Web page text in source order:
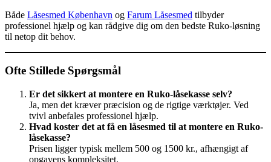
Både Låsesmed København og Farum Låsesmed tilbyder
professionel hjælp og kan rådgive dig om den bedste Ruko-løsning
til netop dit behov.
Ofte Stillede Spørgsmål
Er det sikkert at montere en Ruko-låsekasse selv?
Ja, men det kræver præcision og de rigtige værktøjer. Ved
tvivl anbefales professionel hjælp.
Hvad koster det at få en låsesmed til at montere en Ruko-
låsekasse?
Prisen ligger typisk mellem 500 og 1500 kr., afhængigt af
opgavens kompleksitet.